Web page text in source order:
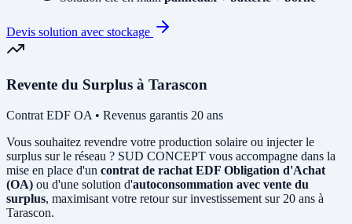
Devis solution avec stockage
Revente du Surplus à Tarascon
Contrat EDF OA • Revenus garantis 20 ans
Vous souhaitez revendre votre production solaire ou injecter le
surplus sur le réseau ? SUD CONCEPT vous accompagne dans la
mise en place d'un contrat de rachat EDF Obligation d'Achat
(OA) ou d'une solution d'autoconsommation avec vente du
surplus, maximisant votre retour sur investissement sur 20 ans à
Tarascon.